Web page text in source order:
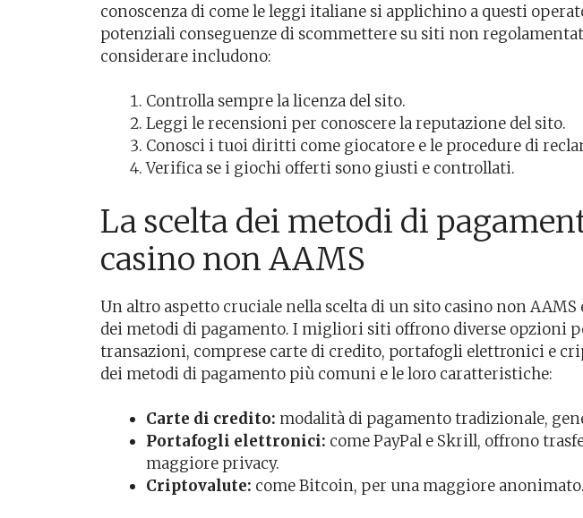
conoscenza di come le leggi italiane si applichino a questi
potenziali conseguenze di scommettere su siti non
considerare includono:
Controlla sempre la licenza del sito.
Leggi le recensioni per conoscere la reputazione del sito.
Conosci i tuoi diritti come giocatore e le procedure di
Verifica se i giochi offerti sono giusti e controllati.
La scelta dei metodi di
casino non AAMS
Un altro aspetto cruciale nella scelta di un sito casino non AAMS
dei metodi di pagamento. I migliori siti offrono diverse opzioni
transazioni, comprese carte di credito, portafogli elettronici e
dei metodi di pagamento più comuni e le loro caratteristiche:
Carte di credito: modalità di pagamento tradizionale,
Portafogli elettronici: come PayPal e Skrill, offrono
maggiore privacy.
Criptovalute: come Bitcoin, per una maggiore anonimato.